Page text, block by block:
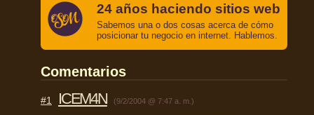
24 años haciendo sitios web
Sabemos una o dos cosas acerca de cómo
posicionar tu negocio en internet. Hablemos.
Comentarios
#1 ICEM4N (9/2/2004 @ 7:47 a. m.)